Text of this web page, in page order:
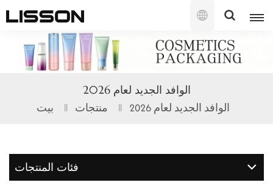
العربية
English
français
español
português
الوافد الجديد لعام 2026
بيت منتجات الوافد الجديد لعام 2026
فئات المنتجات